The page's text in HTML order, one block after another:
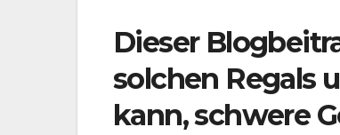
Dieser
solchen Regals
kann, schwere